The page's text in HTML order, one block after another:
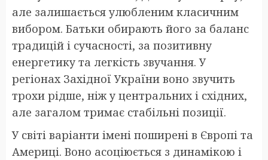
але залишається улюбленим класичним
вибором. Батьки обирають його за баланс
традицій і сучасності, за позитивну
енергетику та легкість звучання. У
регіонах Західної України воно звучить
трохи рідше, ніж у центральних і східних,
але загалом тримає стабільні позиції.
У світі варіанти імені поширені в Європі та
Америці. Воно асоціюється з динамікою і